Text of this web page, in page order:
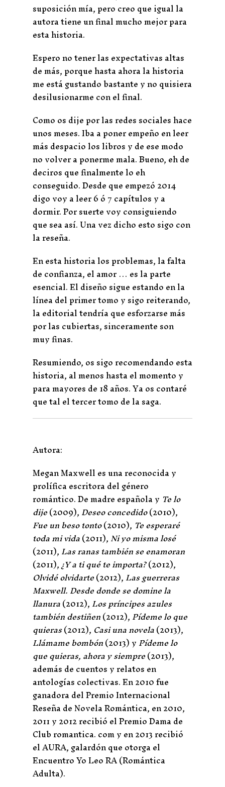
suposición mía, pero creo que igual la
autora tiene un final mucho mejor para
esta historia.
Espero no tener las expectativas altas
de más, porque hasta ahora la historia
me está gustando bastante y no quisiera
desilusionarme con el final.
Como os dije por las redes sociales hace
unos meses. Iba a poner empeño en leer
más despacio los libros y de ese modo
no volver a ponerme mala. Bueno, eh de
deciros que finalmente lo eh
conseguido. Desde que empezó 2014
digo voy a leer 6 ó 7 capítulos y a
dormir. Por suerte voy consiguiendo
que sea así. Una vez dicho esto sigo con
la reseña.
En esta historia los problemas, la falta
de confianza, el amor … es la parte
esencial. El diseño sigue estando en la
línea del primer tomo y sigo reiterando,
la editorial tendría que esforzarse más
por las cubiertas, sinceramente son
muy finas.
Resumiendo, os sigo recomendando esta
historia, al menos hasta el momento y
para mayores de 18 años. Ya os contaré
que tal el tercer tomo de la saga.
Autora:
Megan Maxwell es una reconocida y
prolífica escritora del género
romántico. De madre española y Te lo
dije(2009),Deseo concedido(2010),
Fue un beso tonto(2010), Te esperaré
toda mi vida(2011),Ni yo misma losé
(2011),Las ranas también se enamoran
(2011),¿Y a ti qué te importa?(2012),
Olvidé olvidarte(2012),Las guerreras
Maxwell. Desde donde se domine la
llanura(2012),Los príncipes azules
también destiñen(2012),Pídeme lo que
quieras(2012),Casi una novela(2013),
Llámame bombón(2013) yPídeme lo
que quieras, ahora y siempre(2013),
además de cuentos y relatos en
antologías colectivas. En 2010 fue
ganadora del Premio Internacional
Reseña de Novela Romántica, en 2010,
2011 y 2012 recibió el Premio Dama de
Club romantica. com y en 2013 recibió
el AURA, galardón que otorga el
Encuentro Yo Leo RA (Romántica
Adulta).